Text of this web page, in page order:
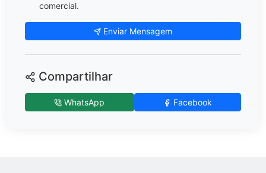
comercial.
Enviar Mensagem
Compartilhar
WhatsApp Facebook